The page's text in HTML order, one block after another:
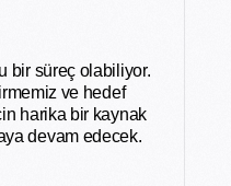
bir süreç olabiliyor.
ve hedef
harika bir kaynak
devam edecek.